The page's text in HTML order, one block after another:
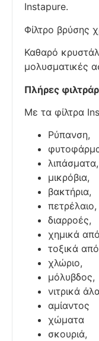
Instapure.
Φίλτρο βρύσης
Καθαρό
μολυσματικές
Πλήρες
Με τα φίλτρα
Ρύπανση,
λιπάσματα,
μικρόβια,
βακτήρια,
πετρέλαιο,
διαρροές,
χημικά
τοξικά
χλώριο,
μόλυβδος,
νιτρικά
αμίαντος
χώματα
σκουριά,